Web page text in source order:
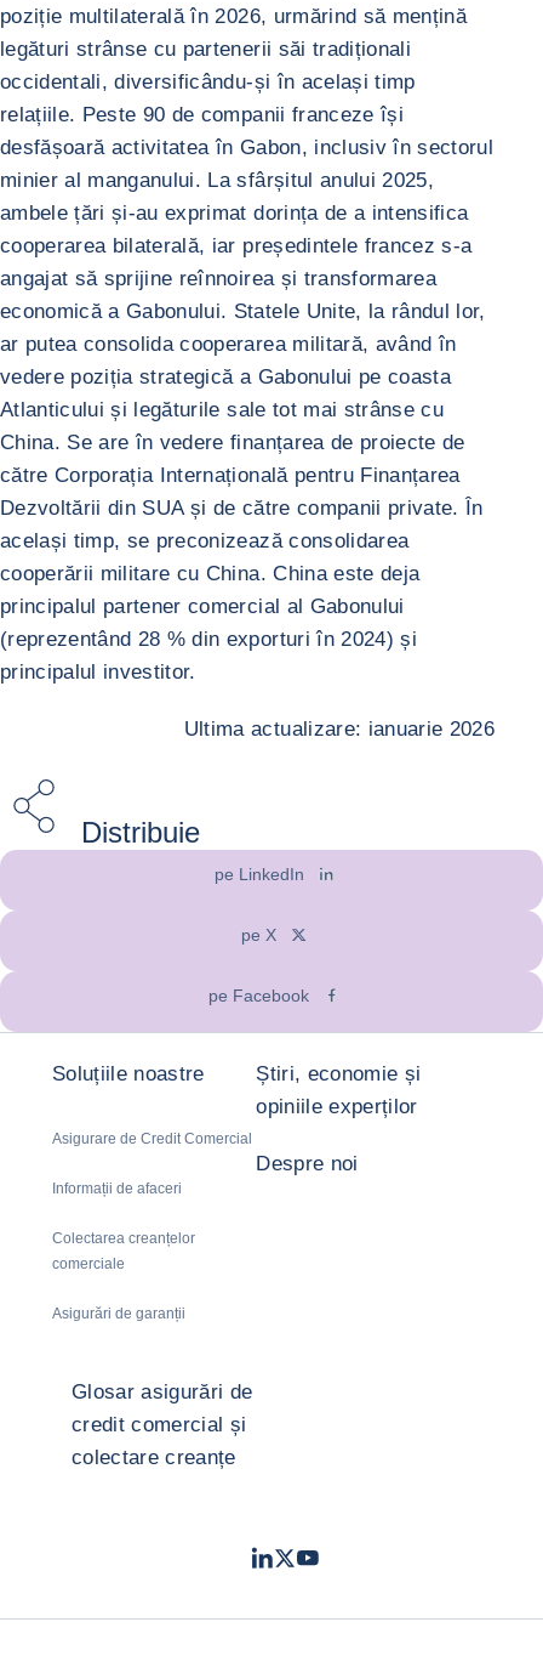
poziție multilaterală în 2026, urmărind să mențină
legături strânse cu partenerii săi tradiționali
occidentali, diversificându-și în același timp
relațiile. Peste 90 de companii franceze își
desfășoară activitatea în Gabon, inclusiv în sectorul
minier al manganului. La sfârșitul anului 2025,
ambele țări și-au exprimat dorința de a intensifica
cooperarea bilaterală, iar președintele francez s-a
angajat să sprijine reînnoirea și transformarea
economică a Gabonului. Statele Unite, la rândul lor,
ar putea consolida cooperarea militară, având în
vedere poziția strategică a Gabonului pe coasta
Atlanticului și legăturile sale tot mai strânse cu
China. Se are în vedere finanțarea de proiecte de
către Corporația Internațională pentru Finanțarea
Dezvoltării din SUA și de către companii private. În
același timp, se preconizează consolidarea
cooperării militare cu China. China este deja
principalul partener comercial al Gabonului
(reprezentând 28 % din exporturi în 2024) și
principalul investitor.
Ultima actualizare: ianuarie 2026
Distribuie
pe LinkedIn
pe X
pe Facebook
Soluțiile noastre
Asigurare de Credit Comercial
Informații de afaceri
Colectarea creanțelor
comerciale
Asigurări de garanții
Știri, economie și
opiniile experților
Despre noi
Glosar asigurări de
credit comercial și
colectare creanțe
LinkedIn
TwitterYoutube